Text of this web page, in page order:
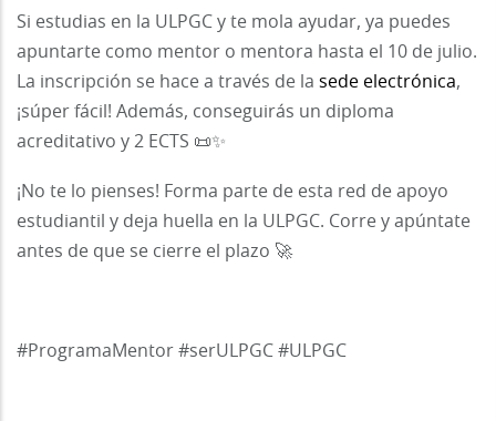
Si estudias en la ULPGC y te mola ayudar, ya puedes
apuntarte como mentor o mentora hasta el 10 de julio.
La inscripción se hace a través de la sede electrónica,
¡súper fácil! Además, conseguirás un diploma
acreditativo y 2 ECTS 📜✨
¡No te lo pienses! Forma parte de esta red de apoyo
estudiantil y deja huella en la ULPGC. Corre y apúntate
antes de que se cierre el plazo 🚀
#ProgramaMentor #serULPGC #ULPGC